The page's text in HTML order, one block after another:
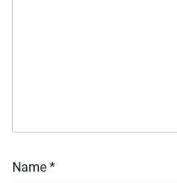
Name *